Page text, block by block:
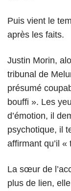
Puis vient le
après les faits.
Justin Morin,
tribunal de
présumé
bouffi ». Les
d’émotion, il
psychotique, il
affirmant qu’il
La sœur de
plus de lien,